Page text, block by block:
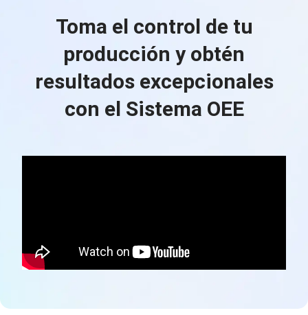
Toma el control de tu
producción y obtén
resultados excepcionales
con el Sistema OEE